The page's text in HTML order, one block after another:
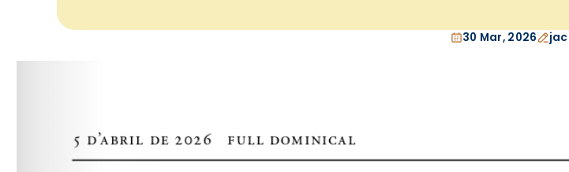
30 Mar, 2026